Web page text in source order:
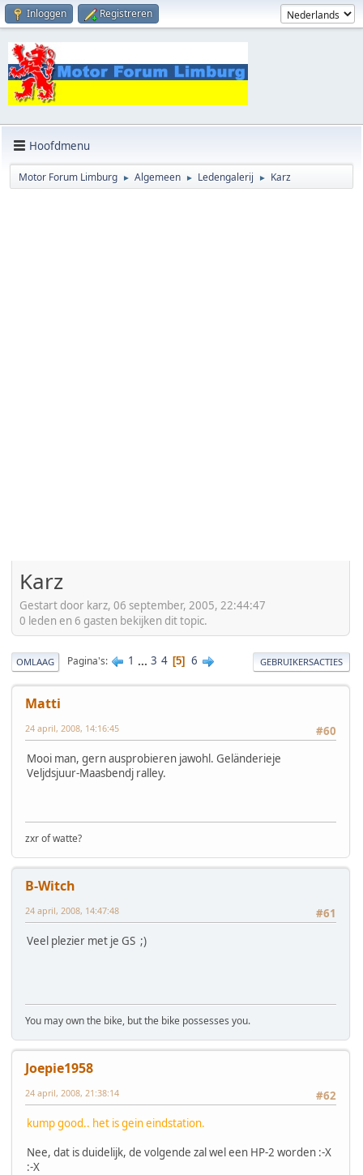
Inloggen Registreren
Hoofdmenu
Motor Forum Limburg ► Algemeen ► Ledengalerij ► Karz
Karz
Gestart door karz, 06 september, 2005, 22:44:47
0 leden en 6 gasten bekijken dit topic.
OMLAAG Pagina's 1 ... 3 4 5 6 GEBRUIKERSACTIES
Matti
#60
24 april, 2008, 14:16:45
Mooi man, gern ausprobieren jawohl. Geländerieje
Veljdsjuur-Maasbendj ralley.
zxr of watte?
B-Witch
#61
24 april, 2008, 14:47:48
Veel plezier met je GS ;)
You may own the bike, but the bike possesses you.
Joepie1958
#62
24 april, 2008, 21:38:14
kump good.. het is gein eindstation.
Nee, dat is duidelijk, de volgende zal wel een HP-2 worden :-X
:-X